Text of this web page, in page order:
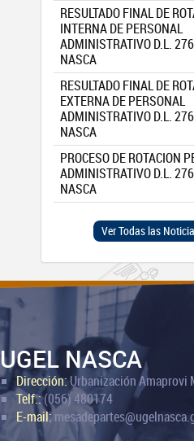
RESULTADO FINAL DE
INTERNA DE PERSONAL
ADMINISTRATIVO D.L.
NASCA
RESULTADO FINAL DE
EXTERNA DE PERSONAL
ADMINISTRATIVO D.L.
NASCA
PROCESO DE ROTACION
ADMINISTRATIVO D.L.
NASCA
Ver Todas las
UGEL NASCA
Dirección:Urbanización Amaprovi
Telf.:(056) 480174
E-mail: